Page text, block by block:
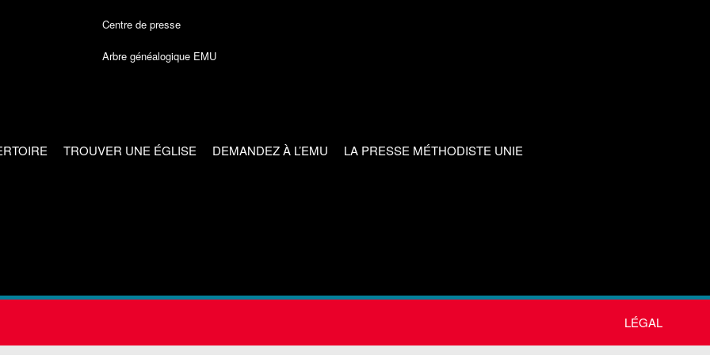
Centre de presse
Arbre généalogique EMU
TROUVER UNE ÉGLISE DEMANDEZ À L’EMU LA PRESSE MÉTHODISTE UNIE
LÉGAL